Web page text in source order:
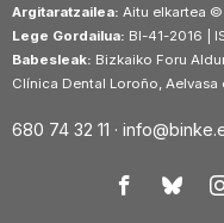
Argitaratzailea: Aitu elkartea ©
Lege Gordailua: BI-41-2016 |
Babesleak: Bizkaiko Foru
Clínica Dental Loroño,
680 74 32 11 ·